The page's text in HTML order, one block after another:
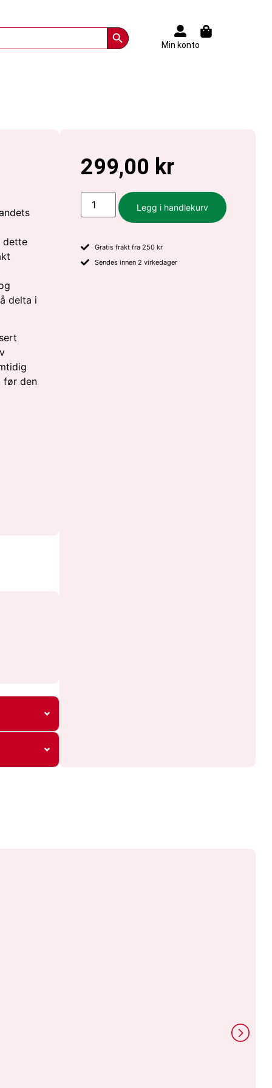
Search Button
Min konto
dette
delta i
før den
299,00 kr
Legg i handlekurv
Gratis frakt fra 250 kr
Sendes innen 2 virkedager